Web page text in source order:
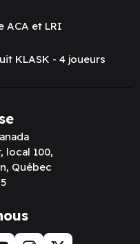
ACA et LRI
KLASK - 4 joueurs
local 100,
Québec